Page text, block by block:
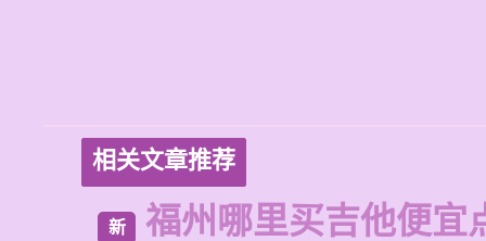
相关文章推荐
新 福州哪里买吉他便宜